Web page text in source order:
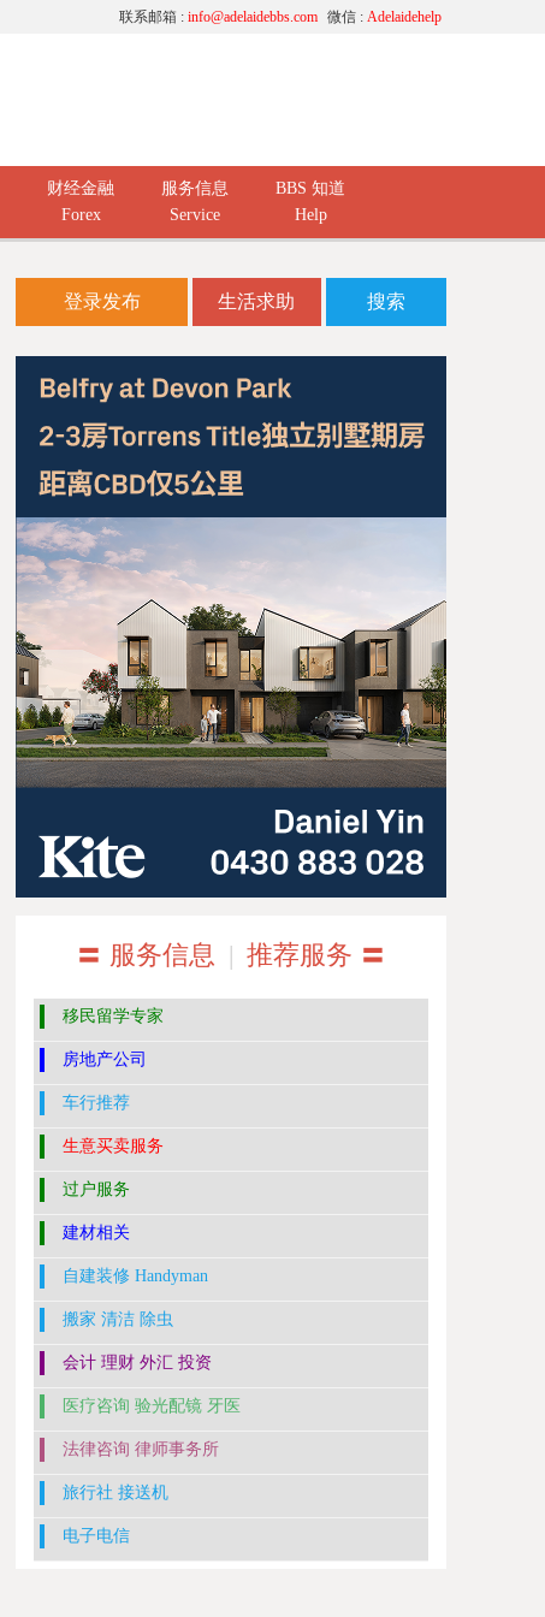
微信 : Adelaidehelp
联系邮箱 : info@adelaidebbs.com
财经金融
Forex
服务信息
Service
BBS 知道
Help
登录发布 生活求助 搜索
〓 服务信息 | 推荐服务 〓
移民留学专家
房地产公司
车行推荐
生意买卖服务
过户服务
建材相关
自建装修 Handyman
搬家 清洁 除虫
会计 理财 外汇 投资
医疗咨询 验光配镜 牙医
法律咨询 律师事务所
旅行社 接送机
电子电信